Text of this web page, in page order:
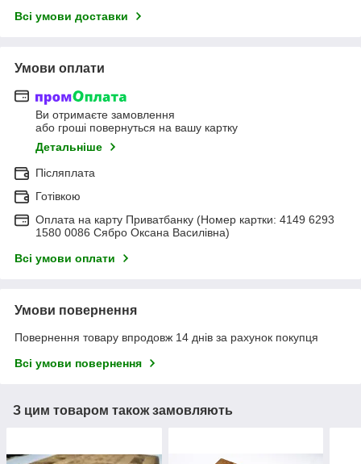
Всі умови доставки
Умови оплати
Ви отримаєте замовлення
або гроші повернуться на вашу картку
Детальніше
Післяплата
Готівкою
Оплата на карту Приватбанку (Номер картки: 4149 6293
1580 0086 Сябро Оксана Василівна)
Всі умови оплати
Умови повернення
Повернення товару впродовж 14 днів за рахунок покупця
Всі умови повернення
З цим товаром також замовляють